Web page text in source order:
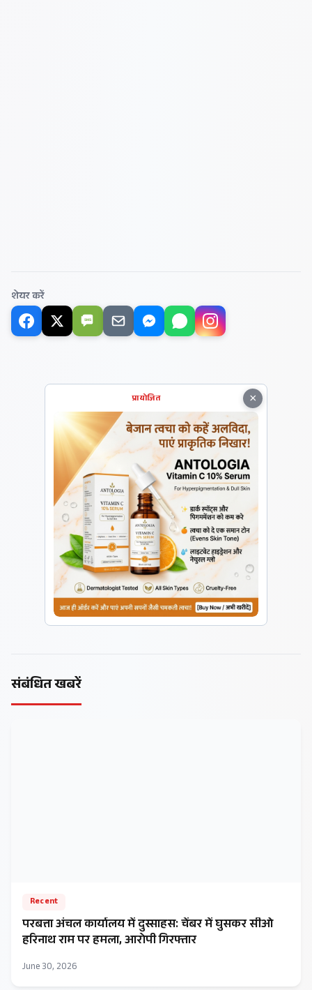
शेयर करें
SMS
×
प्रायोजित
संबंधित खबरें
Recent
परबत्ता अंचल कार्यालय में दुस्साहस: चेंबर में घुसकर सीओ
हरिनाथ राम पर हमला, आरोपी गिरफ्तार
June 30, 2026